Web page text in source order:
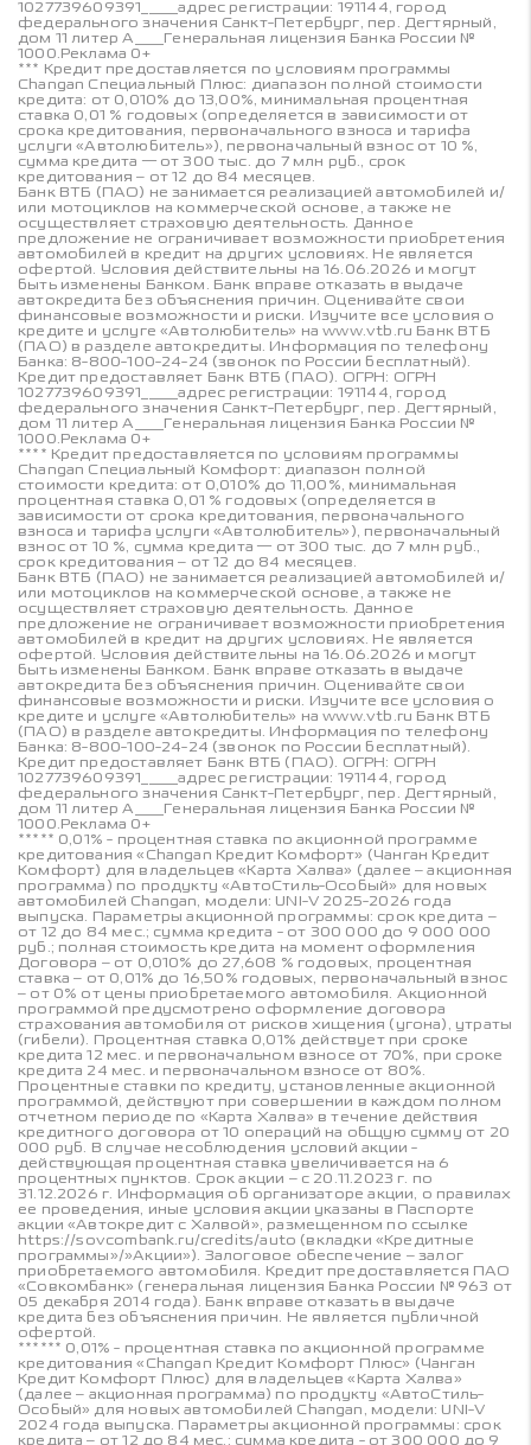
1027739609391_____адрес регистрации: 191144, город
федерального значения Санкт-Петербург, пер. Дегтярный,
дом 11 литер А____Генеральная лицензия Банка России №
1000.Реклама 0+
*** Кредит предоставляется по условиям программы
Changan Специальный Плюс: диапазон полной стоимости
кредита: от 0,010% до 13,00%, минимальная процентная
ставка 0,01 % годовых (определяется в зависимости от
срока кредитования, первоначального взноса и тарифа
услуги «Автолюбитель»), первоначальный взнос от 10 %,
сумма кредита — от 300 тыс. до 7 млн руб., срок
кредитования – от 12 до 84 месяцев.
Банк ВТБ (ПАО) не занимается реализацией автомобилей и/
или мотоциклов на коммерческой основе, а также не
осуществляет страховую деятельность. Данное
предложение не ограничивает возможности приобретения
автомобилей в кредит на других условиях. Не является
офертой. Условия действительны на 16.06.2026 и могут
быть изменены Банком. Банк вправе отказать в выдаче
автокредита без объяснения причин. Оценивайте свои
финансовые возможности и риски. Изучите все условия о
кредите и услуге «Автолюбитель» на www.vtb.ru Банк ВТБ
(ПАО) в разделе автокредиты. Информация по телефону
Банка: 8-800-100-24-24 (звонок по России бесплатный).
Кредит предоставляет Банк ВТБ (ПАО). ОГРН: ОГРН
1027739609391_____адрес регистрации: 191144, город
федерального значения Санкт-Петербург, пер. Дегтярный,
дом 11 литер А____Генеральная лицензия Банка России №
1000.Реклама 0+
**** Кредит предоставляется по условиям программы
Changan Специальный Комфорт: диапазон полной
стоимости кредита: от 0,010% до 11,00%, минимальная
процентная ставка 0,01 % годовых (определяется в
зависимости от срока кредитования, первоначального
взноса и тарифа услуги «Автолюбитель»), первоначальный
взнос от 10 %, сумма кредита — от 300 тыс. до 7 млн руб.,
срок кредитования – от 12 до 84 месяцев.
Банк ВТБ (ПАО) не занимается реализацией автомобилей и/
или мотоциклов на коммерческой основе, а также не
осуществляет страховую деятельность. Данное
предложение не ограничивает возможности приобретения
автомобилей в кредит на других условиях. Не является
офертой. Условия действительны на 16.06.2026 и могут
быть изменены Банком. Банк вправе отказать в выдаче
автокредита без объяснения причин. Оценивайте свои
финансовые возможности и риски. Изучите все условия о
кредите и услуге «Автолюбитель» на www.vtb.ru Банк ВТБ
(ПАО) в разделе автокредиты. Информация по телефону
Банка: 8-800-100-24-24 (звонок по России бесплатный).
Кредит предоставляет Банк ВТБ (ПАО). ОГРН: ОГРН
1027739609391_____адрес регистрации: 191144, город
федерального значения Санкт-Петербург, пер. Дегтярный,
дом 11 литер А____Генеральная лицензия Банка России №
1000.Реклама 0+
***** 0,01% - процентная ставка по акционной программе
кредитования «Changan Кредит Комфорт» (Чанган Кредит
Комфорт) для владельцев «Карта Халва» (далее – акционная
программа) по продукту «АвтоСтиль-Особый» для новых
автомобилей Changan, модели: UNI-V 2025-2026 года
выпуска. Параметры акционной программы: срок кредита –
от 12 до 84 мес.; сумма кредита - от 300 000 до 9 000 000
руб.; полная стоимость кредита на момент оформления
Договора – от 0,010% до 27,608 % годовых, процентная
ставка – от 0,01% до 16,50% годовых, первоначальный взнос
– от 0% от цены приобретаемого автомобиля. Акционной
программой предусмотрено оформление договора
страхования автомобиля от рисков хищения (угона), утраты
(гибели). Процентная ставка 0,01% действует при сроке
кредита 12 мес. и первоначальном взносе от 70%, при сроке
кредита 24 мес. и первоначальном взносе от 80%.
Процентные ставки по кредиту, установленные акционной
программой, действуют при совершении в каждом полном
отчетном периоде по «Карта Халва» в течение действия
кредитного договора от 10 операций на общую сумму от 20
000 руб. В случае несоблюдения условий акции -
действующая процентная ставка увеличивается на 6
процентных пунктов. Срок акции – с 20.11.2023 г. по
31.12.2026 г. Информация об организаторе акции, о правилах
ее проведения, иные условия акции указаны в Паспорте
акции «Автокредит с Халвой», размещенном по ссылке
https://sovcombank.ru/credits/auto (вкладки «Кредитные
программы»/»Акции»). Залоговое обеспечение – залог
приобретаемого автомобиля. Кредит предоставляется ПАО
«Совкомбанк» (генеральная лицензия Банка России № 963 от
05 декабря 2014 года). Банк вправе отказать в выдаче
кредита без объяснения причин. Не является публичной
офертой.
****** 0,01% - процентная ставка по акционной программе
кредитования «Changan Кредит Комфорт Плюс» (Чанган
Кредит Комфорт Плюс) для владельцев «Карта Халва»
(далее – акционная программа) по продукту «АвтоСтиль-
Особый» для новых автомобилей Changan, модели: UNI-V
2024 года выпуска. Параметры акционной программы: срок
кредита – от 12 до 84 мес.; сумма кредита - от 300 000 до 9